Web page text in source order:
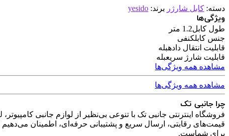
دسته: کابل شارژر برند: yesido
ویژگی‌ها
طول کابل1.2 متر
جنس کابلکنفی
قابلیت انتقال دادهبله
قابلیت شارژ سریعبله
مشاهده همه ویژگی‌ها
مشاهده همه ویژگی‌ها
چرا جانبی تک
فروشگاه اینترنتی جانبی تک با تنوعی بی‌نظیر از لوازم جانبی
قیمت‌های رقابتی، ارسال سریع و پشتیبانی حرفه‌ای، اطمینان
برای شماست.